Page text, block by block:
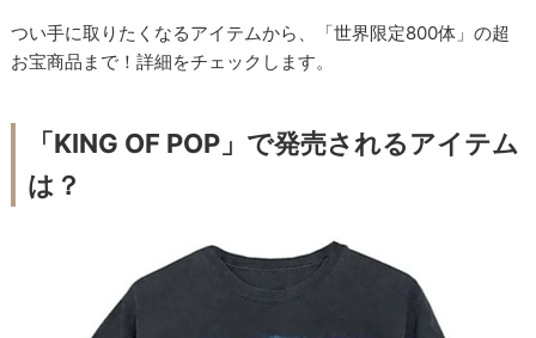
つい手に取りたくなるアイテムから、「世界限定800体」の超
お宝商品まで！詳細をチェックします。
「KING OF POP」で発売されるアイテム
は？